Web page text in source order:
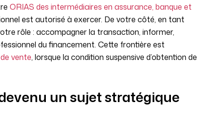
ORIAS des intermédiaires en assurance, banque et
est autorisé à exercer. De votre côté, en tant
rôle : accompagner la transaction, informer,
du financement. Cette frontière est
vente, lorsque la condition suspensive d’obtention de
un sujet stratégique